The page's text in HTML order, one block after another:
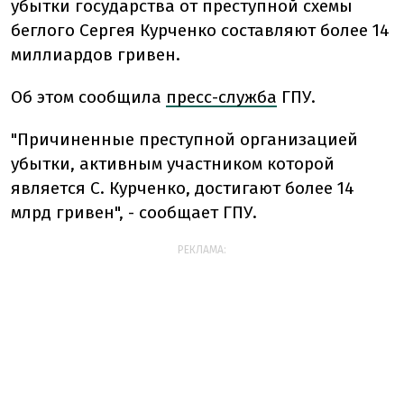
убытки государства от преступной схемы
беглого Сергея Курченко составляют более 14
миллиардов гривен.
Об этом сообщила пресс-служба ГПУ.
"Причиненные преступной организацией
убытки, активным участником которой
является С. Курченко, достигают более 14
млрд гривен", - сообщает ГПУ.
РЕКЛАМА: